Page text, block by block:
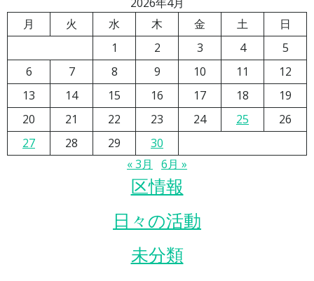
月
火 水 木 金 土
日
1
2 3 4
5
6
7 8 9 10 11
12
13
14 15 16 17 18
19
20
21 22 23 24 25
26
27
28 29
30
« 3月
6月 »
区情報
日々の活動
未分類